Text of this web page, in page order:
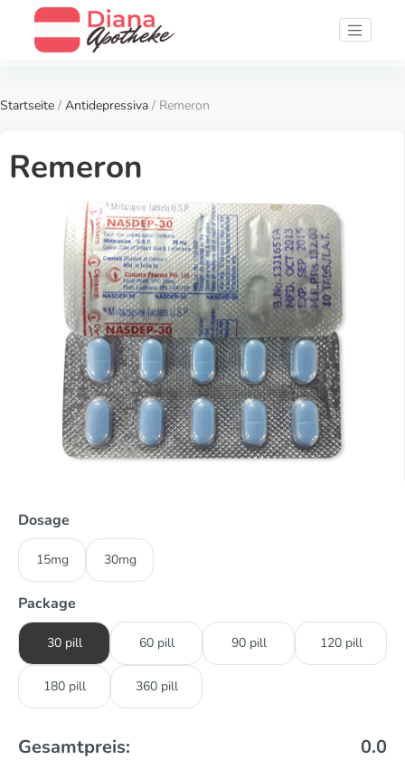
Startseite / Antidepressiva / Remeron
Remeron
Dosage
15mg 30mg
Package
30 pill 60 pill 90 pill 120 pill
180 pill 360 pill
Gesamtpreis: 0.0